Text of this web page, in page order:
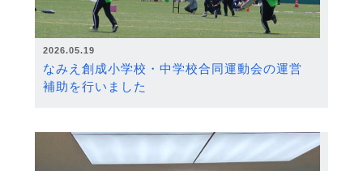
2026.05.19
なみえ創成小学校・中学校合同運動会の運営
補助を行いました